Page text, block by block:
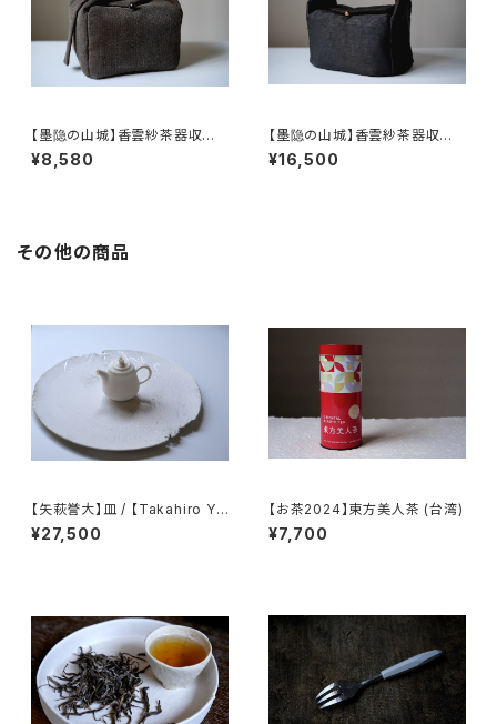
【墨隐の山城】香雲紗茶器収納
バッグ 「内袋分離式のアウトドア
ティーバッグ」
¥8,580
【墨隐の山城】香雲紗茶器収納
バッグ 「内袋分離式のアウトドア
ティーバッグ」
¥16,500
その他の商品
【矢萩誉大】皿 / 【Takahiro Ya
hagi】plate
¥27,500
【お茶2024】東方美人茶 (台湾)
¥7,700